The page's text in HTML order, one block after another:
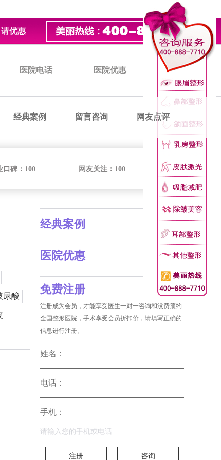
优惠
医院电话 医院优惠 医院价格
经典案例 留言咨询 网友点评
口碑： 100 网友关注： 100
尿酸
经典案例
医院优惠
免费注册
注册成为会员，才能享受医生一对一咨询和没费预约
全国整形医院，手术享受会员折扣价，请填写正确的
信息进行注册。
姓名：
电话：
手机：
请输入您的手机或电话
注册 咨询